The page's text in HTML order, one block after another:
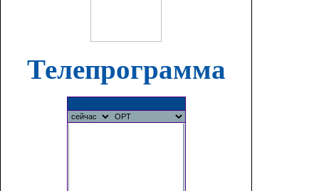
Телепрограмма